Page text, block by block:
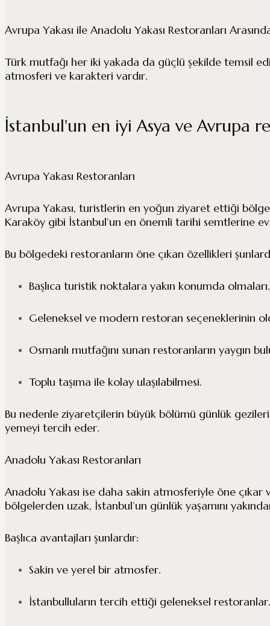
Avrupa Yakası ile Anadolu Yakası Restoranları
Türk mutfağı her iki yakada da güçlü şekilde temsil
atmosferi ve karakteri vardır.
İstanbul'un en iyi Asya ve Avrupa
Avrupa Yakası Restoranları
Avrupa Yakası, turistlerin en yoğun ziyaret ettiği
Karaköy gibi İstanbul’un en önemli tarihi semtlerine
Bu bölgedeki restoranların öne çıkan özellikleri
Başlıca turistik noktalara yakın konumda olmaları.
Geleneksel ve modern restoran seçeneklerinin
Osmanlı mutfağını sunan restoranların yaygın
Toplu taşıma ile kolay ulaşılabilmesi.
Bu nedenle ziyaretçilerin büyük bölümü günlük gezileri
yemeyi tercih eder.
Anadolu Yakası Restoranları
Anadolu Yakası ise daha sakin atmosferiyle öne
bölgelerden uzak, İstanbul’un günlük yaşamını
Başlıca avantajları şunlardır:
Sakin ve yerel bir atmosfer.
İstanbulluların tercih ettiği geleneksel restoranlar.